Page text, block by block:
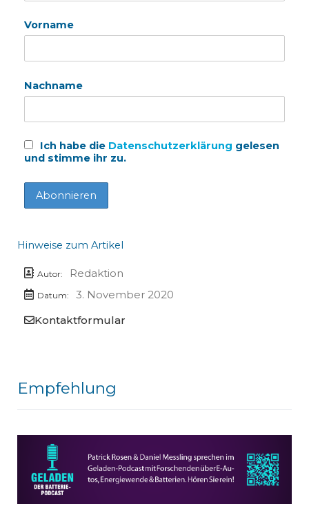
Vorname
Nachname
Ich habe die Datenschutzerklärung gelesen
und stimme ihr zu.
Hinweise zum Artikel
Autor: Redaktion
Datum:
3. November 2020
Kontaktformular
Empfehlung